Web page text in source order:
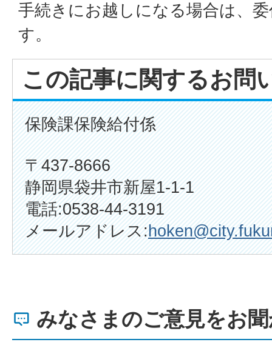
手続きにお越しになる場合は、
す。
この記事に関するお問
保険課保険給付係
〒437-8666
静岡県袋井市新屋1-1-1
電話:0538-44-3191
メールアドレス:
みなさまのご意見をお